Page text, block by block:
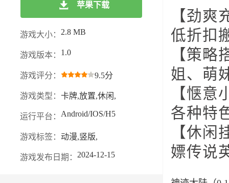
苹果下载
游戏大小： 2.8 MB
游戏版本： 1.0
游戏评分： 9.5分
游戏类型： 卡牌,放置,休闲,
运行平台： Android/IOS/H5
游戏标签： 动漫,竖版,
游戏发布日期： 2024-12-15
【劲
低折扣
【策
姐、萌
【惬
各种特
【休
嫖传说